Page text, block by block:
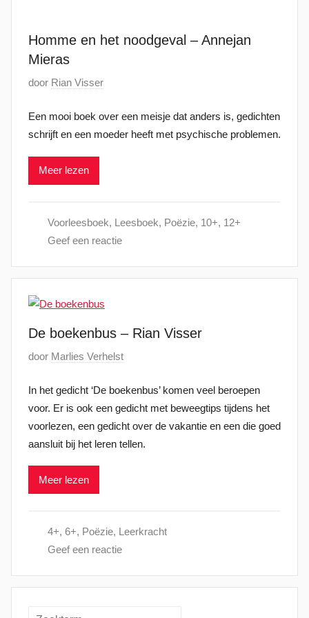
n
0
2
Homme en het noodgeval – Annejan
Mieras
G
p
l
a
3
0
u
n
2
0
2
2
door Rian Visser
Een mooi boek over een meisje dat anders is, gedichten
schrijft en een moeder heeft met psychische problemen.
Meer lezen
Voorleesboek, Leesboek, Poëzie, 10+, 12+
Geef een reactie
De boekenbus – Rian Visser
G
p
l
a
a
t
j
door Marlies Verhelst
In het gedicht ‘De boekenbus’ komen veel beroepen
voor. Er is ook een gedicht met beweegtips tijdens het
voorlezen, een gedicht over de vakantie en een die goed
aansluit bij het leren tellen.
Meer lezen
4+, 6+, Poëzie, Leerkracht
Geef een reactie